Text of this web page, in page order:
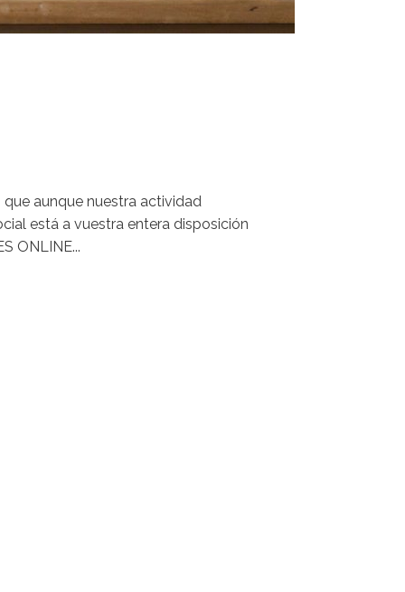
aunque nuestra actividad
está a vuestra entera disposición
ONLINE...